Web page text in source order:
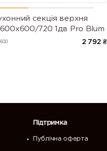
секцiя верхня
720 1дв Pro Blum
600 2 792 ₴
Підтримка
Публічна оферта